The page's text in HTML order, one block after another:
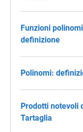
Funzioni
definizione
Polinomi:
Prodotti notevoli
Tartaglia